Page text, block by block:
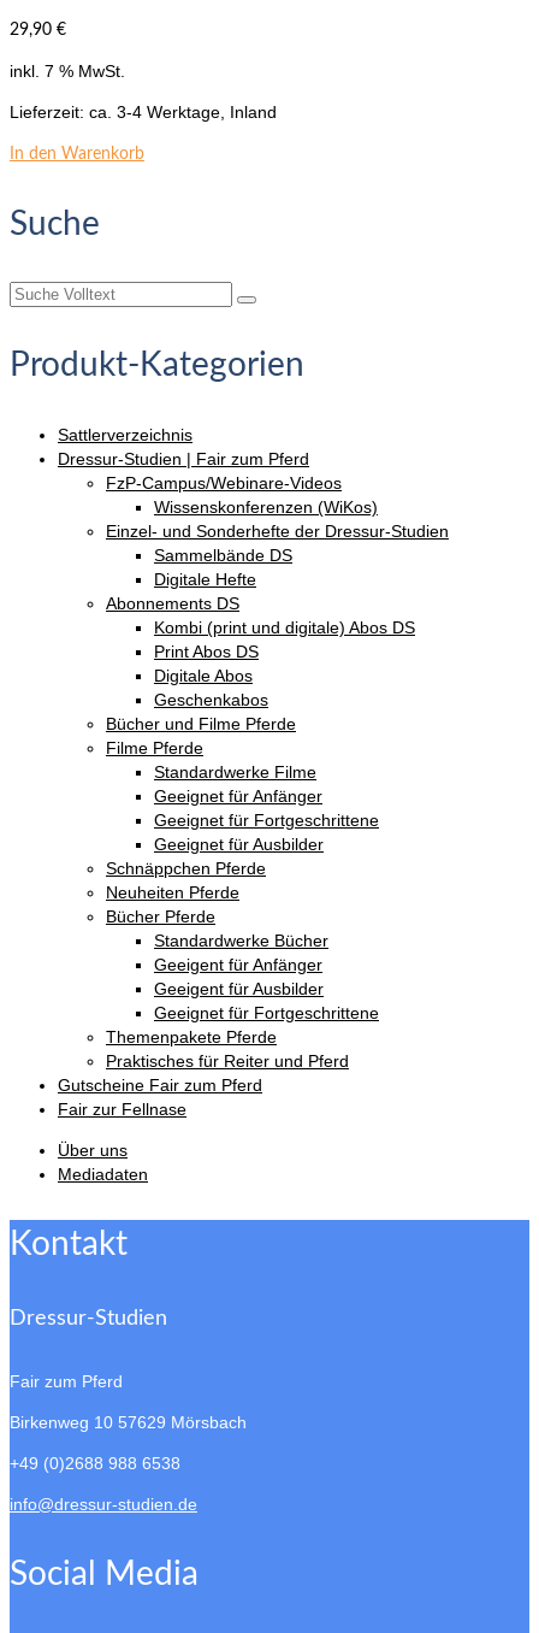
29,90 €
inkl. 7 % MwSt.
Lieferzeit: ca. 3-4 Werktage, Inland
In den Warenkorb
Suche
Suche
Produkt-Kategorien
Sattlerverzeichnis
Dressur-Studien | Fair zum Pferd
FzP-Campus/Webinare-Videos
Wissenskonferenzen (WiKos)
Einzel- und Sonderhefte der Dressur-Studien
Sammelbände DS
Digitale Hefte
Abonnements DS
Kombi (print und digitale) Abos DS
Print Abos DS
Digitale Abos
Geschenkabos
Bücher und Filme Pferde
Filme Pferde
Standardwerke Filme
Geeignet für Anfänger
Geeignet für Fortgeschrittene
Geeignet für Ausbilder
Schnäppchen Pferde
Neuheiten Pferde
Bücher Pferde
Standardwerke Bücher
Geeigent für Anfänger
Geeigent für Ausbilder
Geeignet für Fortgeschrittene
Themenpakete Pferde
Praktisches für Reiter und Pferd
Gutscheine Fair zum Pferd
Fair zur Fellnase
Über uns
Mediadaten
Kontakt
Dressur-Studien
Fair zum Pferd
Birkenweg 10 57629 Mörsbach
+49 (0)2688 988 6538
info@dressur-studien.de
Social Media